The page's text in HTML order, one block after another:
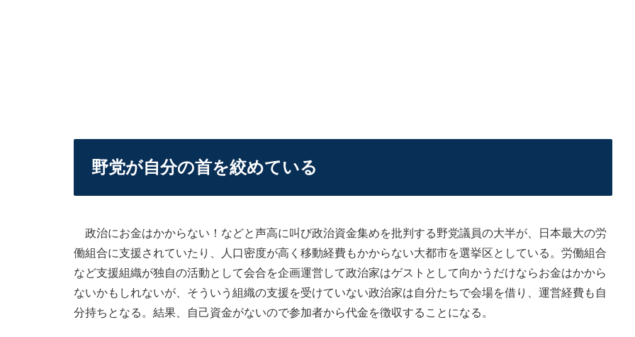
野党が自分の首を絞めている
政治にお金はかからない！などと声高に叫び政治資金集めを批判する野党議員の大半が、日本最大の労
働組合に支援されていたり、人口密度が高く移動経費もかからない大都市を選挙区としている。労働組合
など支援組織が独自の活動として会合を企画運営して政治家はゲストとして向かうだけならお金はかから
ないかもしれないが、そういう組織の支援を受けていない政治家は自分たちで会場を借り、運営経費も自
分持ちとなる。結果、自己資金がないので参加者から代金を徴収することになる。